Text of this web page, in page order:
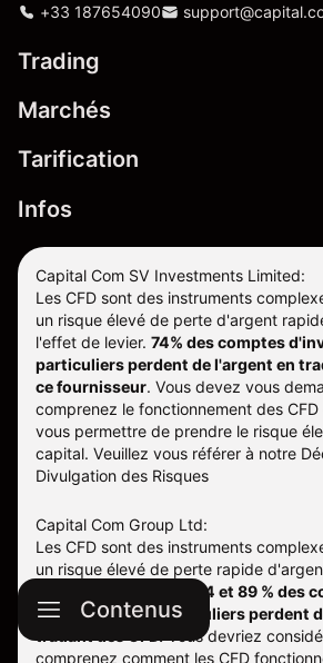
Contenus
+33 187654090
Trading
Marchés
Tarification
Infos
Capital Com SV Investments Limited:
Les CFD sont des instruments
un risque élevé de perte d'argent
l'effet de levier. 74% des comptes
particuliers perdent de l'argent en
ce fournisseur. Vous devez vous
comprenez le fonctionnement des
vous permettre de prendre le risque
capital. Veuillez vous référer à notre
Divulgation des Risques
Capital Com Group Ltd:
Les CFD sont des instruments
un risque élevé de perte rapide
Entre 74 et 89 % des
d'investisseurs particuliers perdent
Vous devriez
comprenez comment les CFD